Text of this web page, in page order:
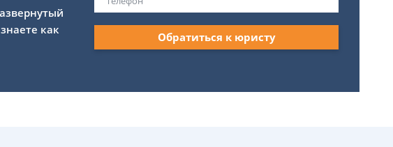
как
Обратиться к юристу